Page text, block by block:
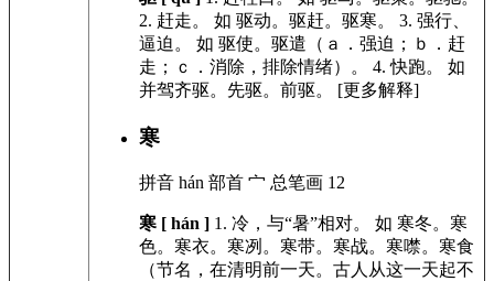
2. 赶走。 如 驱动。驱赶。驱寒。 3. 强行、
逼迫。 如 驱使。驱遣（ａ．强迫；ｂ．赶
走；ｃ．消除，排除情绪）。
4. 快跑。 如
并驾齐驱。先驱。前驱。
[更多解释]
寒
拼音 hán 部首 宀 总笔画 12
寒 [ hán ] 1. 冷，与“暑”相对。 如 寒冬。寒
色。寒衣。寒冽。寒带。寒战。寒噤。寒食
（节名，在清明前一天。古人从这一天起不